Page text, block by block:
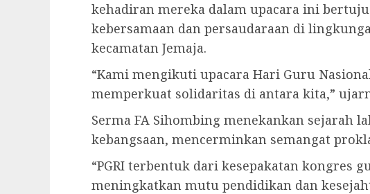
kehadiran mereka dalam upacara ini
kebersamaan dan persaudaraan di
kecamatan Jemaja.
“Kami mengikuti upacara Hari Guru
memperkuat solidaritas di antara kita,”
Serma FA Sihombing menekankan sejarah
kebangsaan, mencerminkan semangat
“PGRI terbentuk dari kesepakatan kongres
meningkatkan mutu pendidikan dan